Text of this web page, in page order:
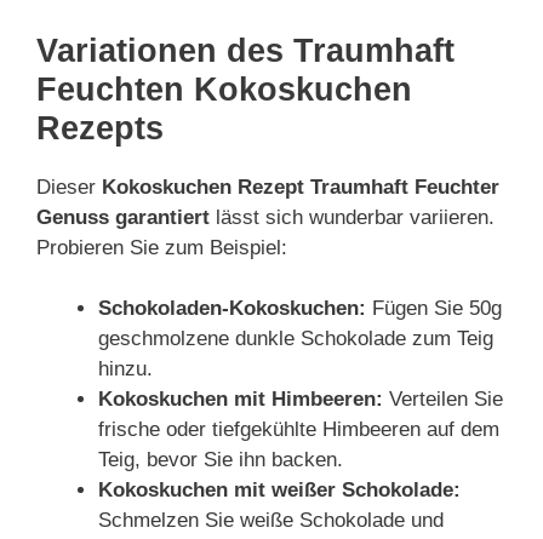
Variationen des Traumhaft
Feuchten Kokoskuchen
Rezepts
Dieser Kokoskuchen Rezept Traumhaft Feuchter
Genuss garantiert lässt sich wunderbar variieren.
Probieren Sie zum Beispiel:
Schokoladen-Kokoskuchen: Fügen Sie 50g
geschmolzene dunkle Schokolade zum Teig
hinzu.
Kokoskuchen mit Himbeeren: Verteilen Sie
frische oder tiefgekühlte Himbeeren auf dem
Teig, bevor Sie ihn backen.
Kokoskuchen mit weißer Schokolade:
Schmelzen Sie weiße Schokolade und